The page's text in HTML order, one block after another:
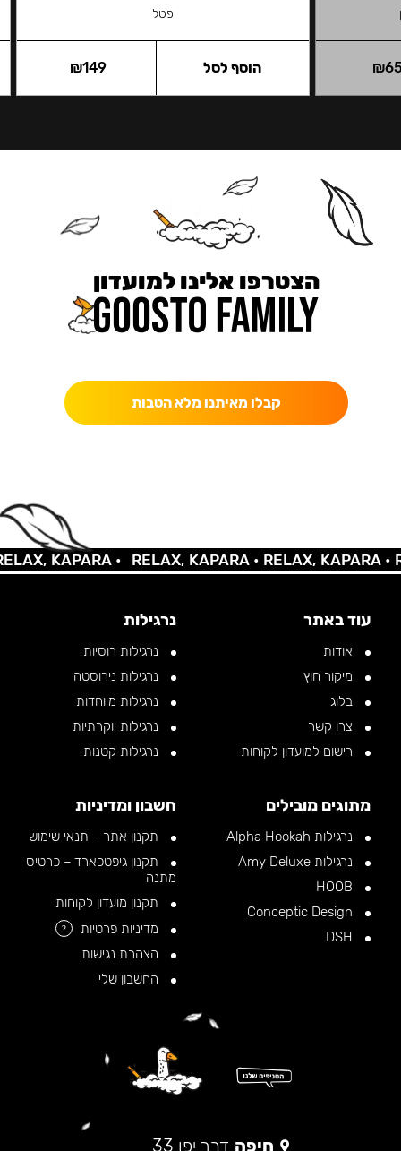
₪
פטל
₪149 הוסף לסל
הצטרפו אלינו למועדון
קבלו מאיתנו מלא הטבות
KAPARA • RELAX, KAPARA •RELAX, KAPARA •
עוד באתר
אודות
מיקור חוץ
בלוג
צרו קשר
רישום למועדון לקוחות
נרגילות
נרגילות רוסיות
נרגילות נירוסטה
נרגילות מיוחדות
נרגילות יוקרתיות
נרגילות קטנות
מתוגים מובילים
נרגילות Alpha Hookah
נרגילות Amy Deluxe
חשבון ומדיניות
תקנון אתר – תנאי שימוש
תקנון גיפטכארד – כרטיס
מתנה
תקנון מועדון לקוחות
מדיניות פרטיות
?
הצהרת נגישות
החשבון שלי
חיפה דרך יפו 33